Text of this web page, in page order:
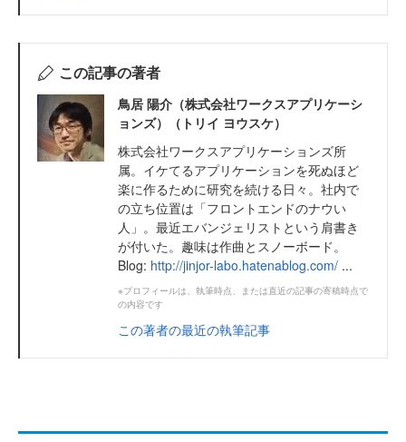
この記事の著者
鳥居 陽介（株式会社ワークスアプリケーシ
ョンズ）（トリイ ヨウスケ）
株式会社ワークスアプリケーションズ所
属。イケてるアプリケーションを死ぬほど
楽に作るために研究を続ける日々。社内で
の立ち位置は「フロントエンドのナウい
人」。最近エバンジェリストという肩書き
が付いた。趣味は作曲とスノーボード。
Blog: http://jinjor-labo.hatenablog.com/ ...
※プロフィールは、執筆時点、または直近の記事の寄稿時点で
の内容です
この著者の最近の執筆記事